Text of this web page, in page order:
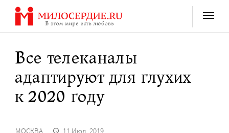
Перейти
содержанию
Все телеканалы
адаптируют для глухих
к 2020 году
МОСКВА 11 Июл. 2019